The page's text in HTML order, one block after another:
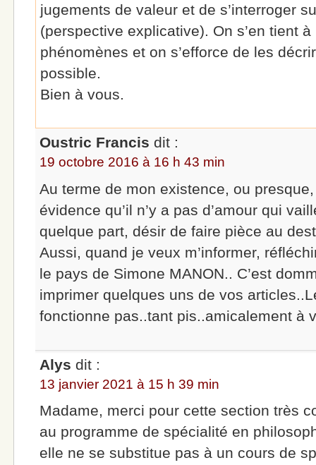
jugements de valeur et de s’interroger
(perspective explicative). On s’en tient à
phénomènes et on s’efforce de les
possible.
Bien à vous.
Oustric Francis dit :
19 octobre 2016 à 16 h 43 min
Au terme de mon existence, ou
évidence qu’il n’y a pas d’amour qui
quelque part, désir de faire pièce au
Aussi, quand je veux m’informer,
le pays de Simone MANON.. C’est
imprimer quelques uns de vos
fonctionne pas..tant pis..amicalement à
Alys dit :
13 janvier 2021 à 15 h 39 min
Madame, merci pour cette section très
au programme de spécialité en
elle ne se substitue pas à un cours de